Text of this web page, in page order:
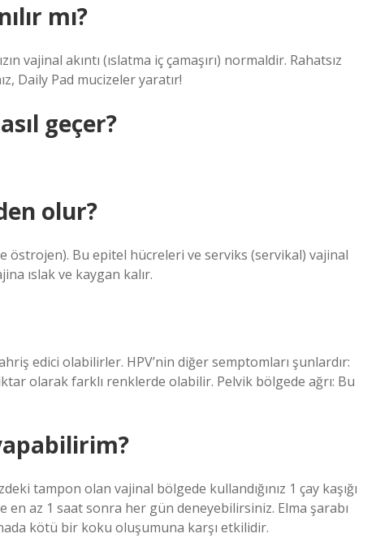
mı?
vajinal akıntı (ıslatma iç çamaşırı) normaldir. Rahatsız
Daily Pad mucizeler yaratır!
geçer?
olur?
östrojen). Bu epitel hücreleri ve serviks (servikal) vajinal
ıslak ve kaygan kalır.
edici olabilirler. HPV’nin diğer semptomları şunlardır:
olarak farklı renklerde olabilir. Pelvik bölgede ağrı: Bu
tampon olan vajinal bölgede kullandığınız 1 çay kaşığı
en az 1 saat sonra her gün deneyebilirsiniz. Elma şarabı
kötü bir koku oluşumuna karşı etkilidir.